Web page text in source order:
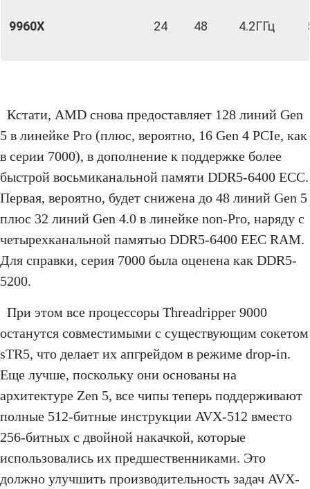
9960X 24 48 4.2ГГц
Кстати, AMD снова предоставляет 128 линий Gen
5 в линейке Pro (плюс, вероятно, 16 Gen 4 PCIe, как
в серии 7000), в дополнение к поддержке более
быстрой восьмиканальной памяти DDR5-6400 ECC.
Первая, вероятно, будет снижена до 48 линий Gen 5
плюс 32 линий Gen 4.0 в линейке non-Pro, наряду с
четырехканальной памятью DDR5-6400 EEC RAM.
Для справки, серия 7000 была оценена как DDR5-
5200.
При этом все процессоры Threadripper 9000
останутся совместимыми с существующим сокетом
sTR5, что делает их апгрейдом в режиме drop-in.
Еще лучше, поскольку они основаны на
архитектуре Zen 5, все чипы теперь поддерживают
полные 512-битные инструкции AVX-512 вместо
256-битных с двойной накачкой, которые
использовались их предшественниками. Это
должно улучшить производительность задач AVX-